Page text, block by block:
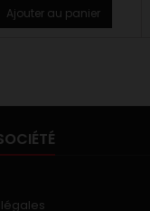
Ajouter au panier